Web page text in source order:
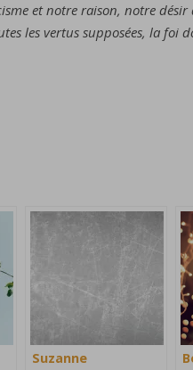
et notre raison, notre
les vertus supposées, la foi
Suzanne